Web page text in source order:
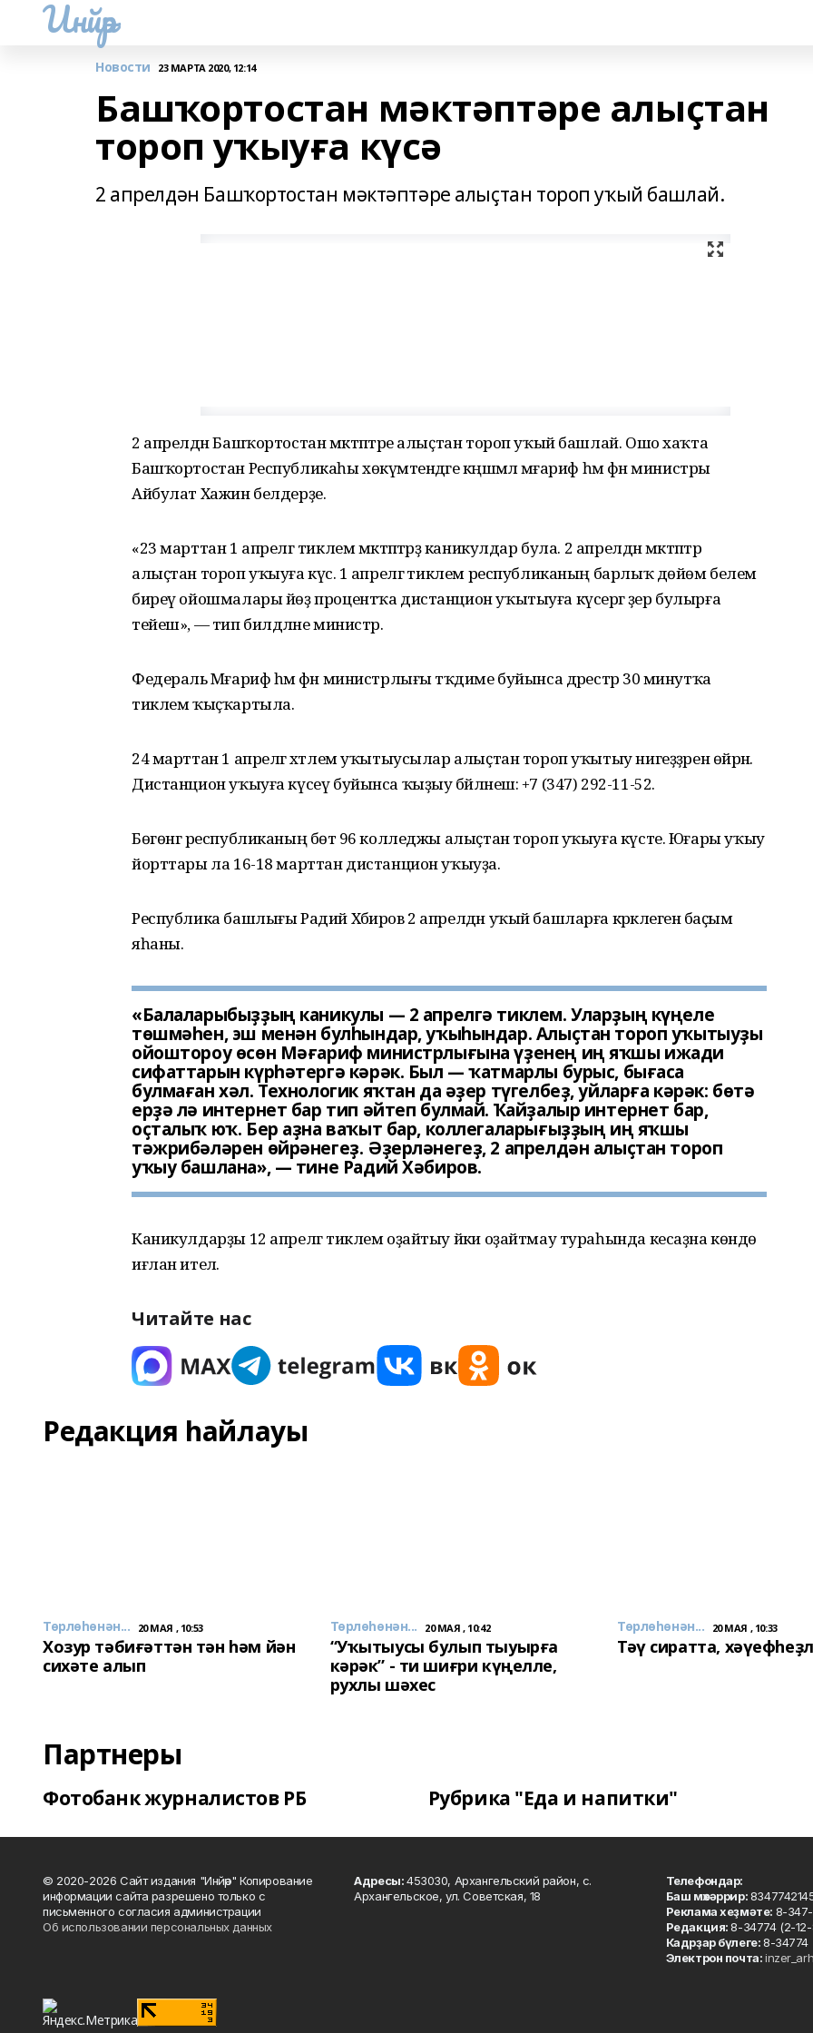
Инйәр
Новости 23 МАРТА 2020, 12:14
Башҡортостан мәктәптәре алыҫтан
тороп уҡыуға күсә
2 апрелдән Башҡортостан мәктәптәре алыҫтан тороп уҡый башлай.
2 апрелдән Башҡортостан мәктәптәре алыҫтан тороп уҡый башлай. Ошо хаҡта
Башҡортостан Республикаһы хөкүмәтендәге кәңәшмәлә мәғариф һәм фән министры
Айбулат Хажин белдерҙе.
«23 марттан 1 апрелгә тиклем мәктәптәрҙә каникулдар була. 2 апрелдән мәктәптәр
алыҫтан тороп уҡыуға күсә. 1 апрелгә тиклем республиканың барлыҡ дөйөм белем
биреү ойошмалары йөҙ процентҡа дистанцион уҡытыуға күсергә әҙер булырға
тейеш», — тип билдәләне министр.
Федераль Мәғариф һәм фән министрлығы тәҡдиме буйынса дәрестәр 30 минутҡа
тиклем ҡыҫҡартыла.
24 марттан 1 апрелгә хәтлем уҡытыусылар алыҫтан тороп уҡытыу нигеҙҙәрен өйрәнә.
Дистанцион уҡыуға күсеү буйынса ҡыҙыу бәйләнеш: +7 (347) 292-11-52.
Бөгөнгә республиканың бөтә 96 колледжы алыҫтан тороп уҡыуға күсте. Юғары уҡыу
йорттары ла 16-18 марттан дистанцион уҡыуҙа.
Республика башлығы Радий Хәбиров 2 апрелдән уҡый башларға кәрәклегенә баҫым
яһаны.
«Балаларыбыҙҙың каникулы — 2 апрелгә тиклем. Уларҙың күңеле
төшмәһен, эш менән булһындар, уҡыһындар. Алыҫтан тороп уҡытыуҙы
ойоштороу өсөн Мәғариф министрлығына үҙенең иң яҡшы ижади
сифаттарын күрһәтергә кәрәк. Был — ҡатмарлы бурыс, бығаса
булмаған хәл. Технологик яҡтан да әҙер түгелбеҙ, уйларға кәрәк: бөтә
ерҙә лә интернет бар тип әйтеп булмай. Ҡайҙалыр интернет бар,
оҫталыҡ юҡ. Бер аҙна ваҡыт бар, коллегаларығыҙҙың иң яҡшы
тәжрибәләрен өйрәнегеҙ. Әҙерләнегеҙ, 2 апрелдән алыҫтан тороп
уҡыу башлана», — тине Радий Хәбиров.
Каникулдарҙы 12 апрелгә тиклем оҙайтыу йәки оҙайтмау тураһында кесаҙна көндө
иғлан ителә.
Читайте нас
Редакция һайлауы
Төрлөһөнән... 20 МАЯ , 10:53
Хозур тәбиғәттән тән һәм йән
сихәте алып
Төрлөһөнән... 20 МАЯ , 10:42
“Уҡытыусы булып тыуырға
кәрәк” - ти шиғри күңелле,
рухлы шәхес
Төрлөһөнән... 20 МАЯ , 10:33
Тәү сиратта,
Партнеры
Фотобанк журналистов РБ Рубрика "Еда и напитки"
© 2020-2026 Сайт издания "Инйәр" Копирование
информации сайта разрешено только с
письменного согласия администрации
Об использовании персональных данных
Адресы:453030, Архангельский район, с.
Архангельское, ул. Советская, 18
Телефондар:
Баш мөхәррир:
Реклама хеҙмәте: 8-
Редакция:8-34774 (2-
Кадрҙар бүлеге:8-34774
Электрон почта: